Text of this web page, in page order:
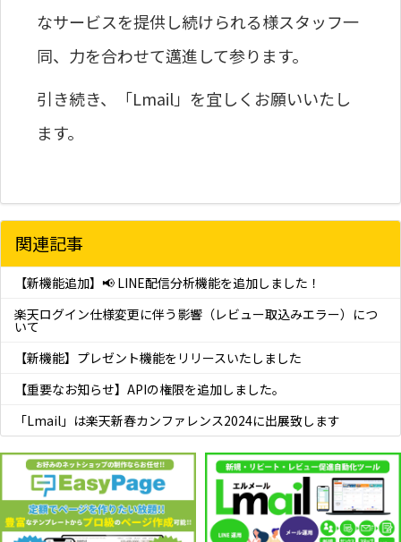
なサービスを提供し続けられる様スタッフ一
同、力を合わせて邁進して参ります。
引き続き、「Lmail」を宜しくお願いいたし
ます。
関連記事
【新機能追加】📢 LINE配信分析機能を追加しました！
楽天ログイン仕様変更に伴う影響（レビュー取込みエラー）につ
いて
【新機能】プレゼント機能をリリースいたしました
【重要なお知らせ】APIの権限を追加しました。
「Lmail」は楽天新春カンファレンス2024に出展致します